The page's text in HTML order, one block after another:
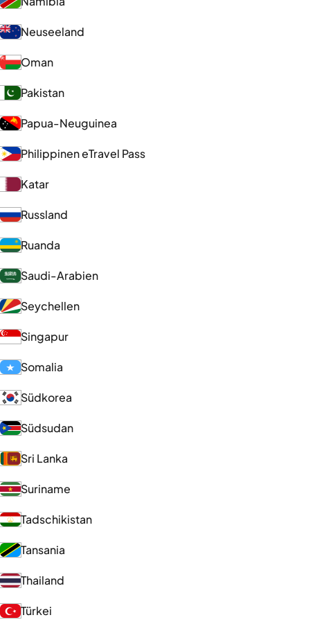
Neuseeland
Oman
Pakistan
Papua-Neuguinea
Philippinen eTravel Pass
Katar
Russland
Ruanda
Saudi-Arabien
Seychellen
Singapur
Somalia
Südkorea
Südsudan
Sri Lanka
Suriname
Tadschikistan
Tansania
Thailand
Türkei